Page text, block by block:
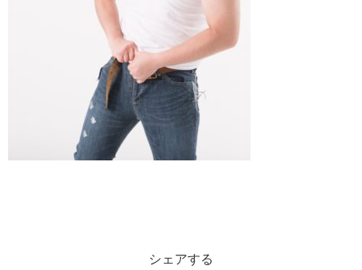
シェアする